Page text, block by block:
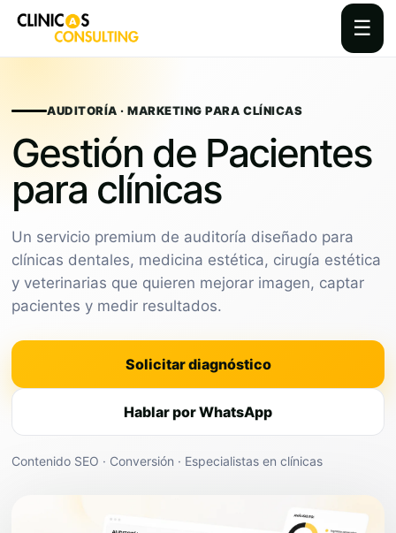
☰
contentAUDITORÍA · MARKETING PARA CLÍNICAS
Gestión de Pacientes
para clínicas
Un servicio premium de auditoría diseñado para
clínicas dentales, medicina estética, cirugía estética
y veterinarias que quieren mejorar imagen, captar
pacientes y medir resultados.
Solicitar diagnóstico
Hablar por WhatsApp
Contenido SEO · Conversión · Especialistas en clínicas